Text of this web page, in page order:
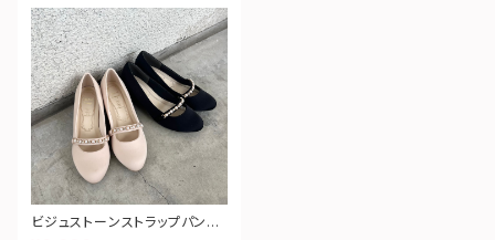
ビジュストーンストラップパンプ